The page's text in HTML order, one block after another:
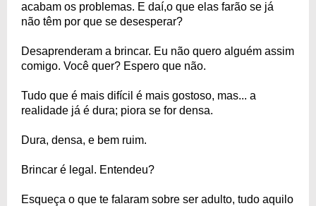
acabam os problemas. E daí,o que elas farão se já
não têm por que se desesperar?
Desaprenderam a brincar. Eu não quero alguém assim
comigo. Você quer? Espero que não.
Tudo que é mais difícil é mais gostoso, mas... a
realidade já é dura; piora se for densa.
Dura, densa, e bem ruim.
Brincar é legal. Entendeu?
Esqueça o que te falaram sobre ser adulto, tudo aquilo